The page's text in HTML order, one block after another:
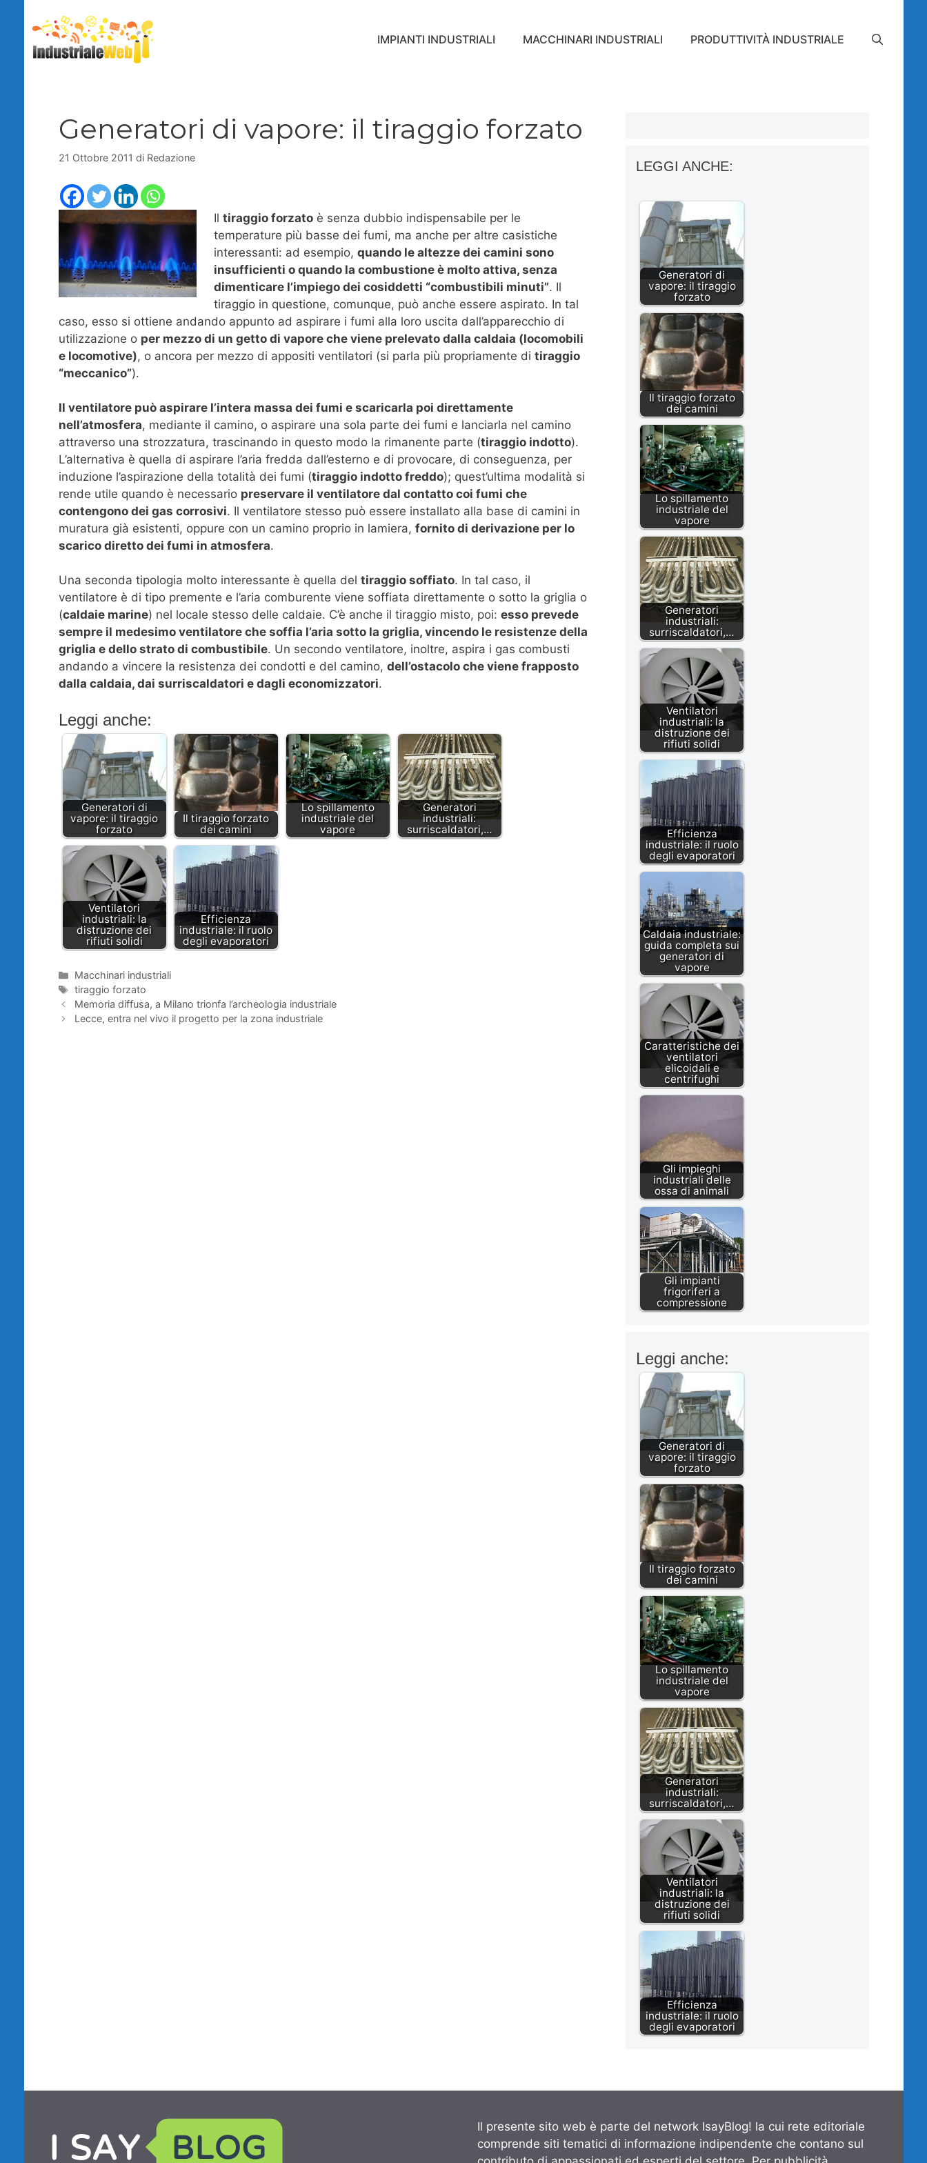
contenuto
IMPIANTI INDUSTRIALI MACCHINARI INDUSTRIALI PRODUTTIVITÀ INDUSTRIALE
Generatori di vapore: il tiraggio forzato
21 Ottobre 2011 di Redazione
Il tiraggio forzato è senza dubbio indispensabile per le
temperature più basse dei fumi, ma anche per altre casistiche
interessanti: ad esempio, quando le altezze dei camini sono
insufficienti o quando la combustione è molto attiva, senza
dimenticare l’impiego dei cosiddetti “combustibili minuti”. Il
tiraggio in questione, comunque, può anche essere aspirato. In tal
caso, esso si ottiene andando appunto ad aspirare i fumi alla loro uscita dall’apparecchio di
utilizzazione o per mezzo di un getto di vapore che viene prelevato dalla caldaia (locomobili
e locomotive), o ancora per mezzo di appositi ventilatori (si parla più propriamente di tiraggio
“meccanico”).
Il ventilatore può aspirare l’intera massa dei fumi e scaricarla poi direttamente
nell’atmosfera, mediante il camino, o aspirare una sola parte dei fumi e lanciarla nel camino
attraverso una strozzatura, trascinando in questo modo la rimanente parte (tiraggio indotto).
L’alternativa è quella di aspirare l’aria fredda dall’esterno e di provocare, di conseguenza, per
induzione l’aspirazione della totalità dei fumi (tiraggio indotto freddo); quest’ultima modalità si
rende utile quando è necessario preservare il ventilatore dal contatto coi fumi che
contengono dei gas corrosivi. Il ventilatore stesso può essere installato alla base di camini in
muratura già esistenti, oppure con un camino proprio in lamiera, fornito di derivazione per lo
scarico diretto dei fumi in atmosfera.
Una seconda tipologia molto interessante è quella del tiraggio soffiato. In tal caso, il
ventilatore è di tipo premente e l’aria comburente viene soffiata direttamente o sotto la griglia o
(caldaie marine) nel locale stesso delle caldaie. C’è anche il tiraggio misto, poi: esso prevede
sempre il medesimo ventilatore che soffia l’aria sotto la griglia, vincendo le resistenze della
griglia e dello strato di combustibile. Un secondo ventilatore, inoltre, aspira i gas combusti
andando a vincere la resistenza dei condotti e del camino, dell’ostacolo che viene frapposto
dalla caldaia, dai surriscaldatori e dagli economizzatori.
Leggi anche:
Generatori di
vapore: il tiraggio
forzato
Il tiraggio forzato
dei camini
Lo spillamento
industriale del
vapore
Generatori
industriali:
surriscaldatori,…
Ventilatori
industriali: la
distruzione dei
rifiuti solidi
Efficienza
industriale: il ruolo
degli evaporatori
Categorie
Macchinari industriali
Tag
tiraggio forzato
Memoria diffusa, a Milano trionfa l’archeologia industriale
Lecce, entra nel vivo il progetto per la zona industriale
LEGGI ANCHE:
Generatori di
vapore: il tiraggio
forzato
Il tiraggio forzato
dei camini
Lo spillamento
industriale del
vapore
Generatori
industriali:
surriscaldatori,…
Ventilatori
industriali: la
distruzione dei
rifiuti solidi
Efficienza
industriale: il ruolo
degli evaporatori
Caldaia industriale:
guida completa sui
generatori di
vapore
Caratteristiche dei
ventilatori
elicoidali e
centrifughi
Gli impieghi
industriali delle
ossa di animali
Gli impianti
frigoriferi a
compressione
Leggi anche:
Generatori di
vapore: il tiraggio
forzato
Il tiraggio forzato
dei camini
Lo spillamento
industriale del
vapore
Generatori
industriali:
surriscaldatori,…
Ventilatori
industriali: la
distruzione dei
rifiuti solidi
Efficienza
industriale: il ruolo
degli evaporatori
Il presente sito web è parte del network IsayBlog! la cui rete editoriale
comprende siti tematici di informazione indipendente che contano sul